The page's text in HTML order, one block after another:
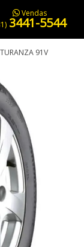
NOSSA LOJA
Vendas
3441-5544
91V